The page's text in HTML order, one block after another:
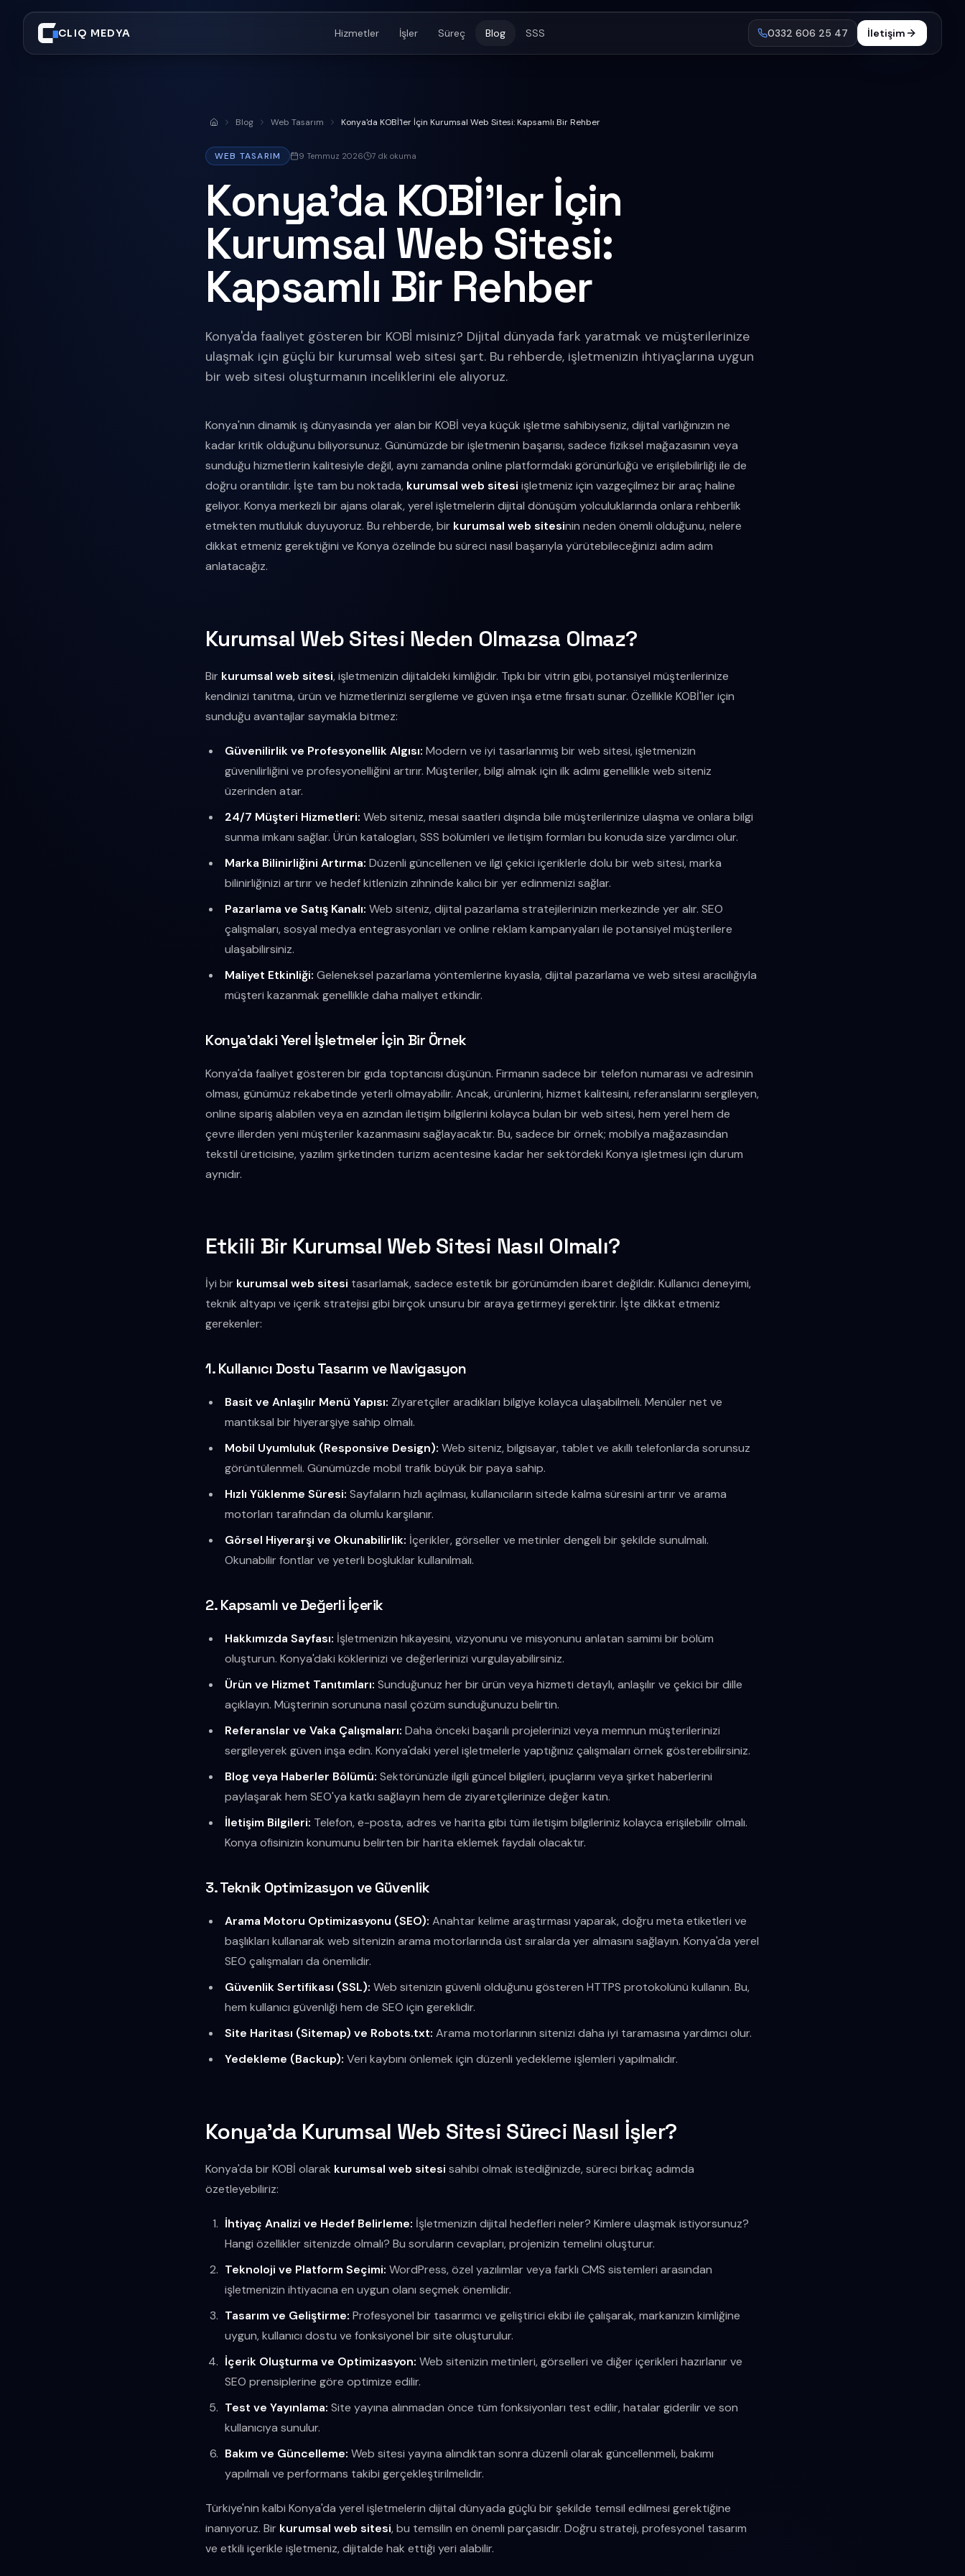
CLIQ MEDYA Hizmetler İşler Süreç Blog SSS 0332 606 25 47 İletişim
Anasayfa
Blog Web Tasarım Konya'da KOBİ'ler İçin Kurumsal Web Sitesi: Kapsamlı Bir Rehber
WEB TASARIM 9 Temmuz 2026 7 dk okuma
Konya'da KOBİ'ler İçin
Kurumsal Web Sitesi:
Kapsamlı Bir Rehber
Konya'da faaliyet gösteren bir KOBİ misiniz? Dijital dünyada fark yaratmak ve müşterilerinize
ulaşmak için güçlü bir kurumsal web sitesi şart. Bu rehberde, işletmenizin ihtiyaçlarına uygun
bir web sitesi oluşturmanın inceliklerini ele alıyoruz.
Konya'nın dinamik iş dünyasında yer alan bir KOBİ veya küçük işletme sahibiyseniz, dijital varlığınızın ne
kadar kritik olduğunu biliyorsunuz. Günümüzde bir işletmenin başarısı, sadece fiziksel mağazasının veya
sunduğu hizmetlerin kalitesiyle değil, aynı zamanda online platformdaki görünürlüğü ve erişilebilirliği ile de
doğru orantılıdır. İşte tam bu noktada, kurumsal web sitesi işletmeniz için vazgeçilmez bir araç haline
geliyor. Konya merkezli bir ajans olarak, yerel işletmelerin dijital dönüşüm yolculuklarında onlara rehberlik
etmekten mutluluk duyuyoruz. Bu rehberde, bir kurumsal web sitesinin neden önemli olduğunu, nelere
dikkat etmeniz gerektiğini ve Konya özelinde bu süreci nasıl başarıyla yürütebileceğinizi adım adım
anlatacağız.
Kurumsal Web Sitesi Neden Olmazsa Olmaz?
Bir kurumsal web sitesi, işletmenizin dijitaldeki kimliğidir. Tıpkı bir vitrin gibi, potansiyel müşterilerinize
kendinizi tanıtma, ürün ve hizmetlerinizi sergileme ve güven inşa etme fırsatı sunar. Özellikle KOBİ'ler için
sunduğu avantajlar saymakla bitmez:
Güvenilirlik ve Profesyonellik Algısı: Modern ve iyi tasarlanmış bir web sitesi, işletmenizin
güvenilirliğini ve profesyonelliğini artırır. Müşteriler, bilgi almak için ilk adımı genellikle web siteniz
üzerinden atar.
24/7 Müşteri Hizmetleri: Web siteniz, mesai saatleri dışında bile müşterilerinize ulaşma ve onlara bilgi
sunma imkanı sağlar. Ürün katalogları, SSS bölümleri ve iletişim formları bu konuda size yardımcı olur.
Marka Bilinirliğini Artırma: Düzenli güncellenen ve ilgi çekici içeriklerle dolu bir web sitesi, marka
bilinirliğinizi artırır ve hedef kitlenizin zihninde kalıcı bir yer edinmenizi sağlar.
Pazarlama ve Satış Kanalı: Web siteniz, dijital pazarlama stratejilerinizin merkezinde yer alır. SEO
çalışmaları, sosyal medya entegrasyonları ve online reklam kampanyaları ile potansiyel müşterilere
ulaşabilirsiniz.
Maliyet Etkinliği: Geleneksel pazarlama yöntemlerine kıyasla, dijital pazarlama ve web sitesi aracılığıyla
müşteri kazanmak genellikle daha maliyet etkindir.
Konya'daki Yerel İşletmeler İçin Bir Örnek
Konya'da faaliyet gösteren bir gıda toptancısı düşünün. Firmanın sadece bir telefon numarası ve adresinin
olması, günümüz rekabetinde yeterli olmayabilir. Ancak, ürünlerini, hizmet kalitesini, referanslarını sergileyen,
online sipariş alabilen veya en azından iletişim bilgilerini kolayca bulan bir web sitesi, hem yerel hem de
çevre illerden yeni müşteriler kazanmasını sağlayacaktır. Bu, sadece bir örnek; mobilya mağazasından
tekstil üreticisine, yazılım şirketinden turizm acentesine kadar her sektördeki Konya işletmesi için durum
aynıdır.
Etkili Bir Kurumsal Web Sitesi Nasıl Olmalı?
İyi bir kurumsal web sitesi tasarlamak, sadece estetik bir görünümden ibaret değildir. Kullanıcı deneyimi,
teknik altyapı ve içerik stratejisi gibi birçok unsuru bir araya getirmeyi gerektirir. İşte dikkat etmeniz
gerekenler:
1. Kullanıcı Dostu Tasarım ve Navigasyon
Basit ve Anlaşılır Menü Yapısı: Ziyaretçiler aradıkları bilgiye kolayca ulaşabilmeli. Menüler net ve
mantıksal bir hiyerarşiye sahip olmalı.
Mobil Uyumluluk (Responsive Design): Web siteniz, bilgisayar, tablet ve akıllı telefonlarda sorunsuz
görüntülenmeli. Günümüzde mobil trafik büyük bir paya sahip.
Hızlı Yüklenme Süresi: Sayfaların hızlı açılması, kullanıcıların sitede kalma süresini artırır ve arama
motorları tarafından da olumlu karşılanır.
Görsel Hiyerarşi ve Okunabilirlik: İçerikler, görseller ve metinler dengeli bir şekilde sunulmalı.
Okunabilir fontlar ve yeterli boşluklar kullanılmalı.
2. Kapsamlı ve Değerli İçerik
Hakkımızda Sayfası: İşletmenizin hikayesini, vizyonunu ve misyonunu anlatan samimi bir bölüm
oluşturun. Konya'daki köklerinizi ve değerlerinizi vurgulayabilirsiniz.
Ürün ve Hizmet Tanıtımları: Sunduğunuz her bir ürün veya hizmeti detaylı, anlaşılır ve çekici bir dille
açıklayın. Müşterinin sorununa nasıl çözüm sunduğunuzu belirtin.
Referanslar ve Vaka Çalışmaları: Daha önceki başarılı projelerinizi veya memnun müşterilerinizi
sergileyerek güven inşa edin. Konya'daki yerel işletmelerle yaptığınız çalışmaları örnek gösterebilirsiniz.
Blog veya Haberler Bölümü: Sektörünüzle ilgili güncel bilgileri, ipuçlarını veya şirket haberlerini
paylaşarak hem SEO'ya katkı sağlayın hem de ziyaretçilerinize değer katın.
İletişim Bilgileri: Telefon, e-posta, adres ve harita gibi tüm iletişim bilgileriniz kolayca erişilebilir olmalı.
Konya ofisinizin konumunu belirten bir harita eklemek faydalı olacaktır.
3. Teknik Optimizasyon ve Güvenlik
Arama Motoru Optimizasyonu (SEO): Anahtar kelime araştırması yaparak, doğru meta etiketleri ve
başlıkları kullanarak web sitenizin arama motorlarında üst sıralarda yer almasını sağlayın. Konya'da yerel
SEO çalışmaları da önemlidir.
Güvenlik Sertifikası (SSL): Web sitenizin güvenli olduğunu gösteren HTTPS protokolünü kullanın. Bu,
hem kullanıcı güvenliği hem de SEO için gereklidir.
Site Haritası (Sitemap) ve Robots.txt: Arama motorlarının sitenizi daha iyi taramasına yardımcı olur.
Yedekleme (Backup): Veri kaybını önlemek için düzenli yedekleme işlemleri yapılmalıdır.
Konya'da Kurumsal Web Sitesi Süreci Nasıl İşler?
Konya'da bir KOBİ olarak kurumsal web sitesi sahibi olmak istediğinizde, süreci birkaç adımda
özetleyebiliriz:
İhtiyaç Analizi ve Hedef Belirleme: İşletmenizin dijital hedefleri neler? Kimlere ulaşmak istiyorsunuz?
Hangi özellikler sitenizde olmalı? Bu soruların cevapları, projenizin temelini oluşturur.
Teknoloji ve Platform Seçimi: WordPress, özel yazılımlar veya farklı CMS sistemleri arasından
işletmenizin ihtiyacına en uygun olanı seçmek önemlidir.
Tasarım ve Geliştirme: Profesyonel bir tasarımcı ve geliştirici ekibi ile çalışarak, markanızın kimliğine
uygun, kullanıcı dostu ve fonksiyonel bir site oluşturulur.
İçerik Oluşturma ve Optimizasyon: Web sitenizin metinleri, görselleri ve diğer içerikleri hazırlanır ve
SEO prensiplerine göre optimize edilir.
Test ve Yayınlama: Site yayına alınmadan önce tüm fonksiyonları test edilir, hatalar giderilir ve son
kullanıcıya sunulur.
Bakım ve Güncelleme: Web sitesi yayına alındıktan sonra düzenli olarak güncellenmeli, bakımı
yapılmalı ve performans takibi gerçekleştirilmelidir.
Türkiye'nin kalbi Konya'da yerel işletmelerin dijital dünyada güçlü bir şekilde temsil edilmesi gerektiğine
inanıyoruz. Bir kurumsal web sitesi, bu temsilin en önemli parçasıdır. Doğru strateji, profesyonel tasarım
ve etkili içerikle işletmeniz, dijitalde hak ettiği yeri alabilir.